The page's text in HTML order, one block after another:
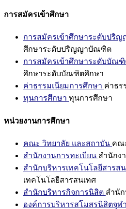
การสมัครเข้าศึกษา
การสมัครเข้าศึกษาระดับปริ
ศึกษาระดับปริญญาบัณฑิต
การสมัครเข้าศึกษาระดับบัณ
ศึกษาระดับบัณฑิตศึกษา
ค่าธรรมเนียมการศึกษา ค่าธร
ทุนการศึกษา ทุนการศึกษา
หน่วยงานการศึกษา
คณะ วิทยาลัย และสถาบัน คณ
สำนักงานการทะเบียน สำนักง
สำนักบริหารเทคโนโลยีสารส
เทคโนโลยีสารสนเทศ
สำนักบริหารกิจการนิสิต สำนั
องค์การบริหารสโมสรนิสิตจุฬ